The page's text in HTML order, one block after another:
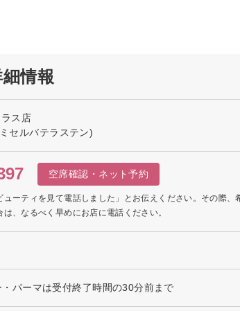
情報
ス店
セルバテラステン)
空席確認・ネット予約
ーティを見て電話しました」とお伝えください。その際
、なるべく早めにお店に電話ください。
パーマは受付終了時間の30分前まで